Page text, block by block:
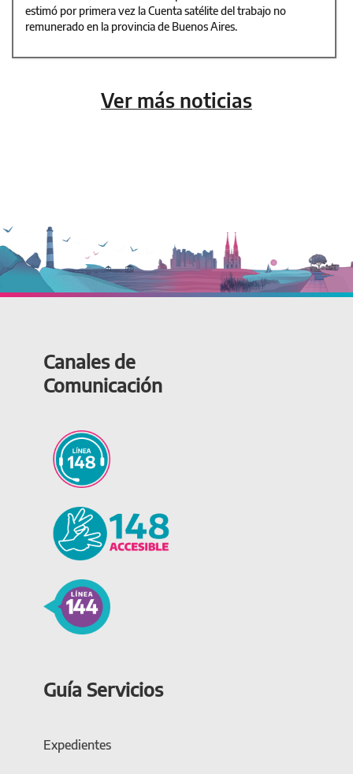
estimó por primera vez la Cuenta satélite del trabajo no
remunerado en la provincia de Buenos Aires.
Ver más noticias
Canales de
Comunicación
Guía Servicios
Expedientes